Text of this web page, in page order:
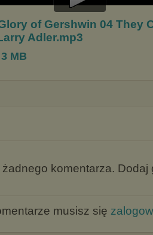
Play
Video
of Gershwin 04 They
Adler.mp3
3 MB
komentarza. Dodaj
musisz się